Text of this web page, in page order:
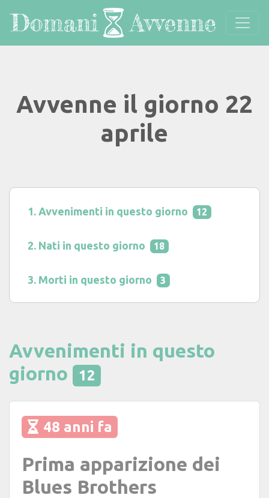
Avvenne il giorno 22
aprile
Avvenimenti in questo giorno 12
Nati in questo giorno 18
Morti in questo giorno 3
Avvenimenti in questo
giorno
12
48 anni fa
Prima apparizione dei
Blues Brothers